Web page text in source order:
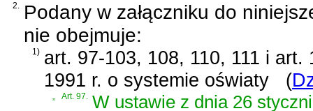
2. Podany w załączniku do
nie obejmuje:
1) art. 97-103, 108, 110, 111 i
1991 r. o systemie oświaty
(
„ Art. 97. W ustawie z dnia 26